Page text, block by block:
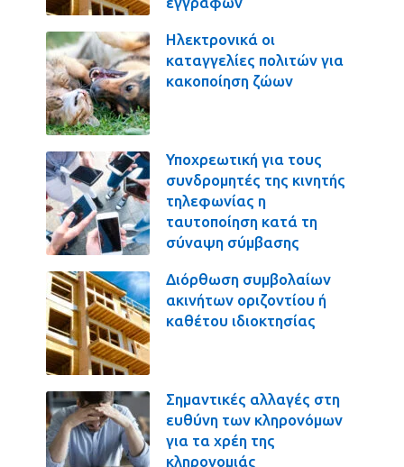
Ηλεκτρονικά οι
καταγγελίες πολιτών για
κακοποίηση ζώων
Υποχρεωτική για τους
συνδρομητές της κινητής
τηλεφωνίας η
ταυτοποίηση κατά τη
σύναψη σύμβασης
Διόρθωση συμβολαίων
ακινήτων οριζοντίου ή
καθέτου ιδιοκτησίας
Σημαντικές αλλαγές στη
ευθύνη των κληρονόμων
για τα χρέη της
κληρονομιάς